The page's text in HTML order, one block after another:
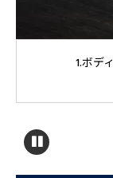
1.ボディ